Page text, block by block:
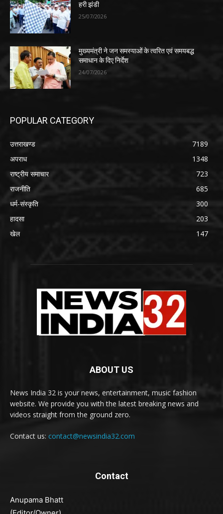
हरी झंडी
25/07/2026
मुख्यमंत्री ने जन समस्याओं के त्वरित एवं समयबद्ध
समाधान के दिए निर्देश
24/07/2026
POPULAR CATEGORY
उत्तराखण्ड
7189
अपराध
1348
राष्ट्रीय समाचार
723
राजनीति
685
धर्म-संस्कृति
300
हादसा
203
खेल
147
ABOUT US
News India 32 is your news, entertainment, music fashion
website. We provide you with the latest breaking news and
videos straight from the ground zero.
Contact us: contact@newsindia32.com
Contact
Anupama Bhatt